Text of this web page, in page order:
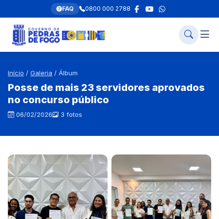
FAQ 0800 000 2788
Início / Galeria / Álbum
Posse de mais 23 servidores aprovados
no concurso público
06/02/2026 3 fotos